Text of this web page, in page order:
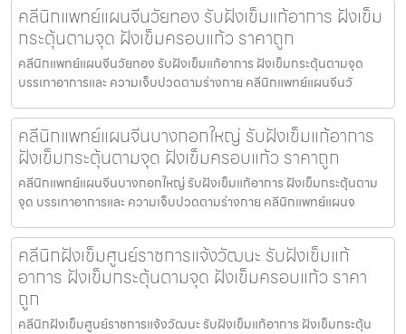
คลีนิกแพทย์แผนจีนวัยทอง รับฝังเข็มแก้อาการ ฝังเข็ม
กระตุ้นตามจุด ฝังเข็มครอบแก้ว ราคาถูก
คลีนิกแพทย์แผนจีนวัยทอง รับฝังเข็มแก้อาการ ฝังเข็มกระตุ้นตามจุด
บรรเทาอาการและ ความเจ็บปวดตามร่างกาย คลีนิกแพทย์แผนจีนวั
คลีนิกแพทย์แผนจีนบางกอกใหญ่ รับฝังเข็มแก้อาการ
ฝังเข็มกระตุ้นตามจุด ฝังเข็มครอบแก้ว ราคาถูก
คลีนิกแพทย์แผนจีนบางกอกใหญ่ รับฝังเข็มแก้อาการ ฝังเข็มกระตุ้นตาม
จุด บรรเทาอาการและ ความเจ็บปวดตามร่างกาย คลีนิกแพทย์แผนจ
คลีนิกฝังเข็มศูนย์ราชการแจ้งวัฒนะ รับฝังเข็มแก้
อาการ ฝังเข็มกระตุ้นตามจุด ฝังเข็มครอบแก้ว ราคา
ถูก
คลีนิกฝังเข็มศูนย์ราชการแจ้งวัฒนะ รับฝังเข็มแก้อาการ ฝังเข็มกระตุ้น